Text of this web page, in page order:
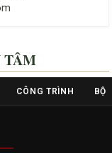
TÂM
CÔNG TRÌNH BỘ